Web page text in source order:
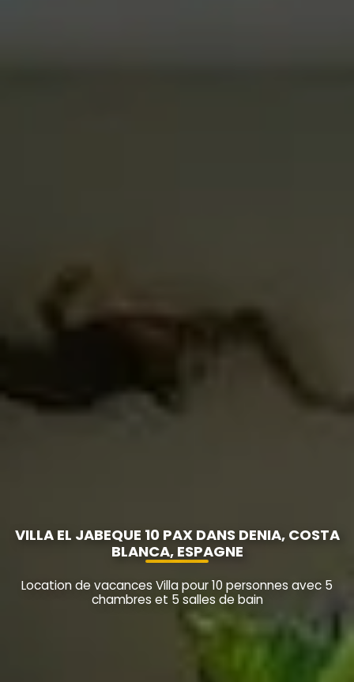
VILLA EL JABEQUE 10 PAX DANS DENIA, COSTA
BLANCA, ESPAGNE
Location de vacances Villa pour 10 personnes avec 5
chambres et 5 salles de bain